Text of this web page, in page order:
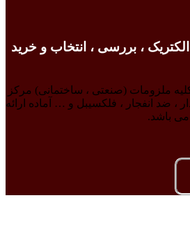
الکتریک ، بررسی ، انتخاب و خرید
کلیه ملزومات (صنعتی ، ساختمانی) مرکز
، ضد انفجار ، فلکسیبل و … آماده ارائه
باشد.